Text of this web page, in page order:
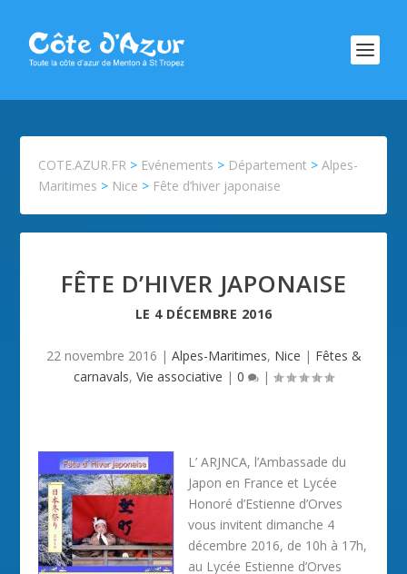
COTE.AZUR.FR > Evénements > Département >Alpes-
Maritimes > Nice > Fête d’hiver japonaise
FÊTE D’HIVER JAPONAISE
LE 4 DÉCEMBRE 2016
22 novembre 2016 | Alpes-Maritimes, Nice | Fêtes &
carnavals, Vie associative | 0 |
L’ ARJNCA, l’Ambassade du
Japon en France et Lycée
Honoré d’Estienne d’Orves
vous invitent dimanche 4
décembre 2016, de 10h à 17h,
au Lycée Estienne d’Orves